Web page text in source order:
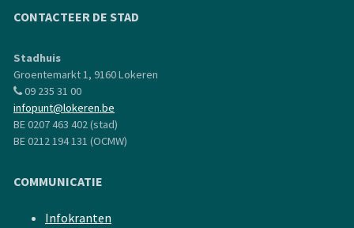
CONTACTEER DE STAD
Stadhuis
Groentemarkt 1, 9160 Lokeren
09 235 31 00
infopunt@lokeren.be
BE 0207 463 402 (stad)
BE 0212 194 131 (OCMW)
COMMUNICATIE
Infokranten